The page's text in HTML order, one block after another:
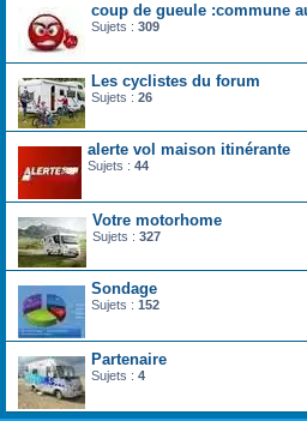
coup de gueule :commune
Sujets : 309
Les cyclistes du forum
Sujets : 26
alerte vol maison itinérante
Sujets : 44
Votre motorhome
Sujets : 327
Sondage
Sujets : 152
Partenaire
Sujets : 4